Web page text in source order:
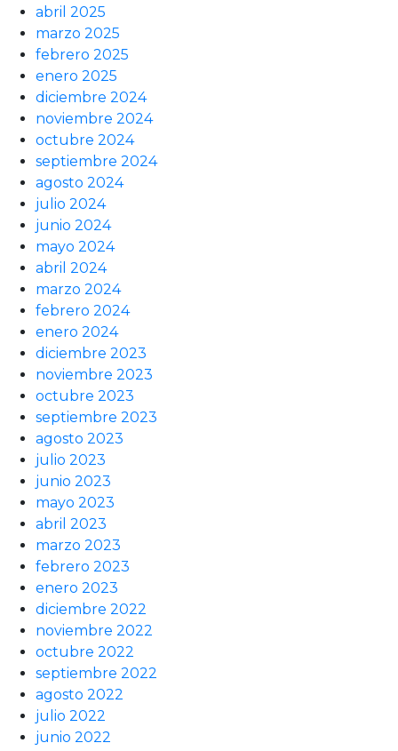
abril 2025
marzo 2025
febrero 2025
enero 2025
diciembre 2024
noviembre 2024
octubre 2024
septiembre 2024
agosto 2024
julio 2024
junio 2024
mayo 2024
abril 2024
marzo 2024
febrero 2024
enero 2024
diciembre 2023
noviembre 2023
octubre 2023
septiembre 2023
agosto 2023
julio 2023
junio 2023
mayo 2023
abril 2023
marzo 2023
febrero 2023
enero 2023
diciembre 2022
noviembre 2022
octubre 2022
septiembre 2022
agosto 2022
julio 2022
junio 2022